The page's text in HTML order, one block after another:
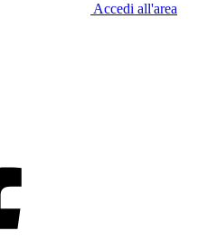
Accedi all'area